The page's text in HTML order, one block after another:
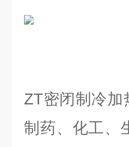
ZT密闭制冷加
制药、化工、